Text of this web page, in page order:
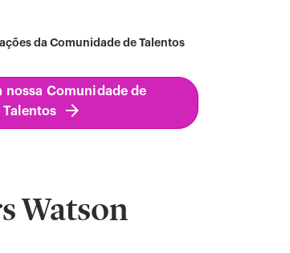
da Comunidade de Talentos
nossa Comunidade de
Talentos
Watson